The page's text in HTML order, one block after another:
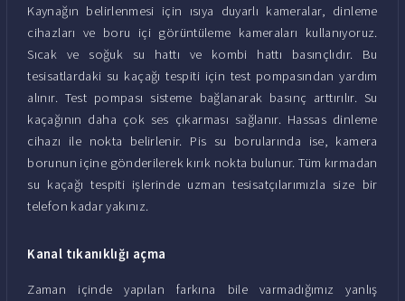
Kaynağın belirlenmesi için ısıya duyarlı kameralar, dinleme
cihazları ve boru içi görüntüleme kameraları kullanıyoruz.
Sıcak ve soğuk su hattı ve kombi hattı basınçlıdır. Bu
tesisatlardaki su kaçağı tespiti için test pompasından yardım
alınır. Test pompası sisteme bağlanarak basınç arttırılır. Su
kaçağının daha çok ses çıkarması sağlanır. Hassas dinleme
cihazı ile nokta belirlenir. Pis su borularında ise, kamera
borunun içine gönderilerek kırık nokta bulunur. Tüm kırmadan
su kaçağı tespiti işlerinde uzman tesisatçılarımızla size bir
telefon kadar yakınız.
Kanal tıkanıklığı açma
Zaman içinde yapılan farkına bile varmadığımız yanlış